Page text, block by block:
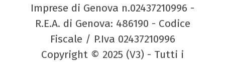
Imprese di Genova n.02437210996 -
R.E.A. di Genova: 486190 - Codice
Fiscale / P.Iva 02437210996
Copyright © 2025 (V3) - Tutti i